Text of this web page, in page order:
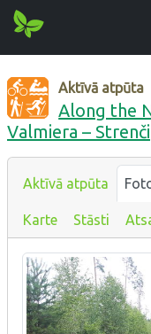
Aktīvā atpūta
Along the
Valmiera – Strenči
Aktīvā atpūta
Karte Stāsti